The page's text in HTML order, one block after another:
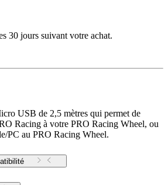
30 jours suivant votre achat.
USB de 2,5 mètres qui permet de
Racing à votre PRO Racing Wheel, ou
PC au PRO Racing Wheel.